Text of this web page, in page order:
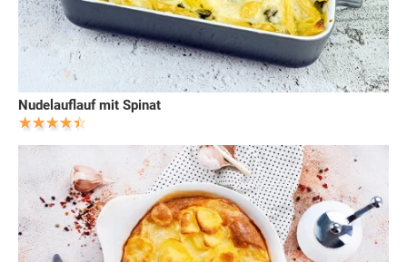
Nudelauflauf mit Spinat